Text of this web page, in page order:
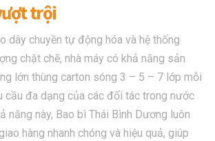
trội
dây chuyền tự động hóa và hệ thống
chặt chẽ, nhà máy có khả năng sản
lớn thùng carton sóng 3 – 5 – 7 lớp mỗi
cầu đa dạng của các đối tác trong nước
năng này, Bao bì Thái Bình Dương luôn
hàng nhanh chóng và hiệu quả, giúp